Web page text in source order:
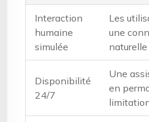
Interaction
humaine
simulée
Les
une
naturelle
Disponibilité
24/7
Une
en